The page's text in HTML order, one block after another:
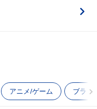
アニメ/ゲーム ブラッ